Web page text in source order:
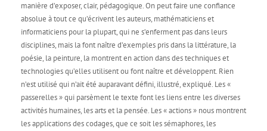
manière d’exposer, clair, pédagogique. On peut faire une confiance
absolue à tout ce qu’écrivent les auteurs, mathématiciens et
informaticiens pour la plupart, qui ne s’enferment pas dans leurs
disciplines, mais la font naître d’exemples pris dans la littérature, la
poésie, la peinture, la montrent en action dans des techniques et
technologies qu’elles utilisent ou font naître et développent. Rien
n’est utilisé qui n’ait été auparavant défini, illustré, expliqué. Les «
passerelles » qui parsèment le texte font les liens entre les diverses
activités humaines, les arts et la pensée. Les « actions » nous montrent
les applications des codages, que ce soit les sémaphores, les